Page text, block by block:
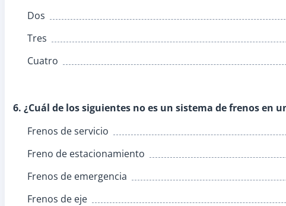
Dos
Tres
Cuatro
6. ¿Cuál de los siguientes no es un sistema de frenos en
Frenos de servicio
Freno de estacionamiento
Frenos de emergencia
Frenos de eje